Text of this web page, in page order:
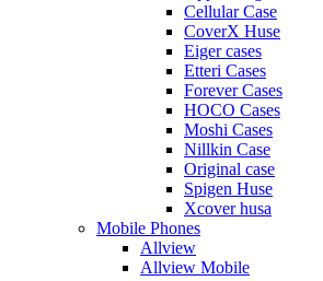
Cellular Case
CoverX Huse
Eiger cases
Etteri Cases
Forever Cases
HOCO Cases
Moshi Cases
Nillkin Case
Original case
Spigen Huse
Xcover husa
Mobile Phones
Allview
Allview Mobile